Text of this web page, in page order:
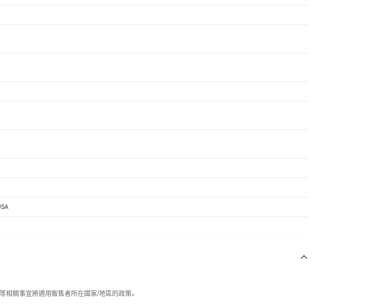
關事宜將適用販售者所在國家/地區的政策。